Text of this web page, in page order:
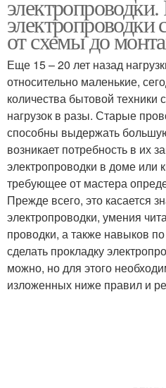
электропроводки.
от схемы до
Еще 15 – 20 лет назад
относительно маленькие,
количества бытовой техники
нагрузок в разы. Старые
способны выдержать
возникает потребность в их
электропроводки в доме или
требующее от мастера
Прежде всего, это касается
электропроводки, умения
проводки, а также навыков
сделать прокладку
можно, но для этого
изложенных ниже правил и